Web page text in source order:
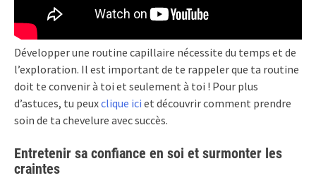
Développer une routine capillaire nécessite du temps et de
l’exploration. Il est important de te rappeler que ta routine
doit te convenir à toi et seulement à toi ! Pour plus
d’astuces, tu peuxclique ici et découvrir comment prendre
soin de ta chevelure avec succès.
Entretenir sa confiance en soi et surmonter les
craintes